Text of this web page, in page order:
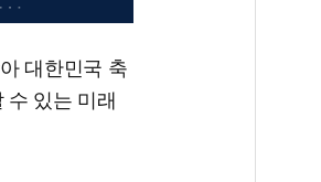
대한민국 축
있는 미래